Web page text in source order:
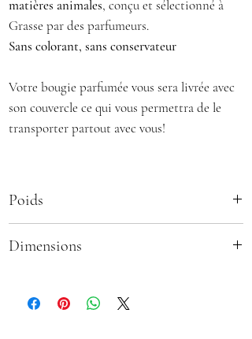
matières animales, conçu et sélectionné à
Grasse par des parfumeurs.
Sans colorant, sans conservateur
Votre bougie parfumée vous sera livrée avec
son couvercle ce qui vous permettra de le
transporter partout avec vous!
Poids
Dimensions
Diamètre : 7,4 cm